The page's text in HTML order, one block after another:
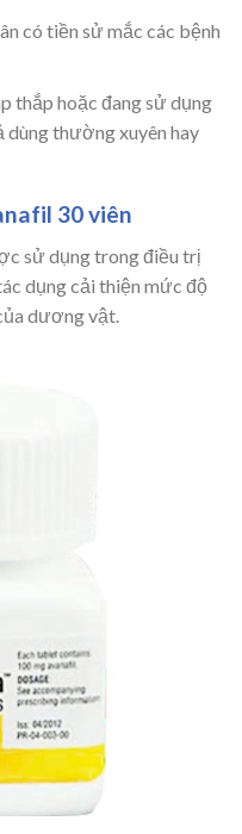
có tiền sử mắc các bệnh
thắp hoặc đang sử dụng
thường xuyên hay
30 viên
sử dụng trong điều trị
dụng cải thiện mức độ
dương vật.